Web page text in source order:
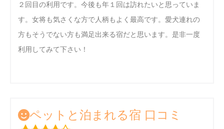
２回目の利用です。今後も年１回は訪れたいと思っていま
す。女将も気さくな方で人柄もよく最高です。愛犬連れの
方もそうでない方も満足出来る宿だと思います。是非一度
利用してみて下さい！
ペットと泊まれる宿 口コミ